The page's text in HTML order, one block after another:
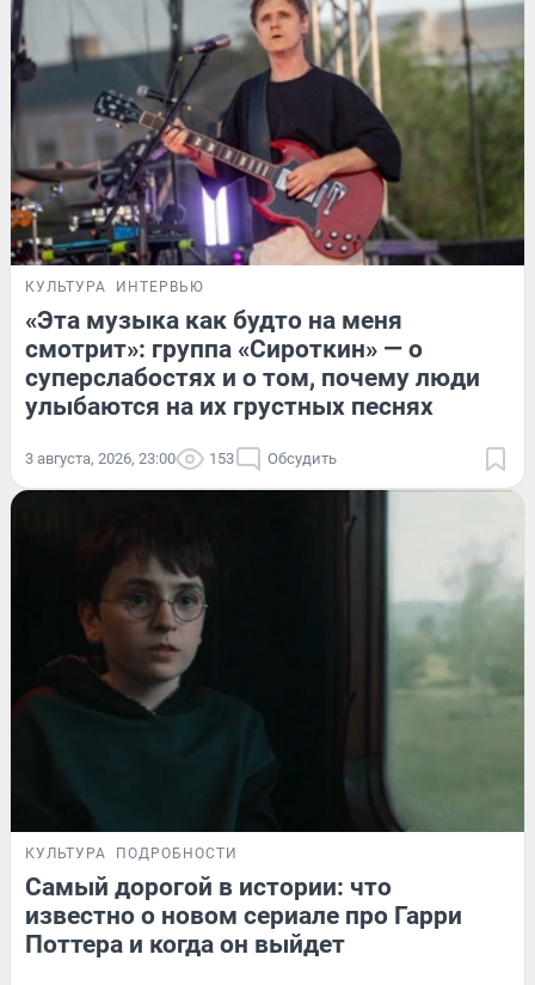
КУЛЬТУРА ИНТЕРВЬЮ
«Эта музыка как будто на меня
смотрит»: группа «Сироткин» — о
суперслабостях и о том, почему люди
улыбаются на их грустных песнях
3 августа, 2026, 23:00 153 Обсудить
КУЛЬТУРА ПОДРОБНОСТИ
Самый дорогой в истории: что
известно о новом сериале про Гарри
Поттера и когда он выйдет